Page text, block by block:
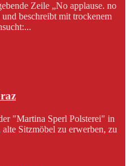
Zeile „No applause. no
beschreibt mit trockenem
"Martina Sperl Polsterei" in
Sitzmöbel zu erwerben, zu